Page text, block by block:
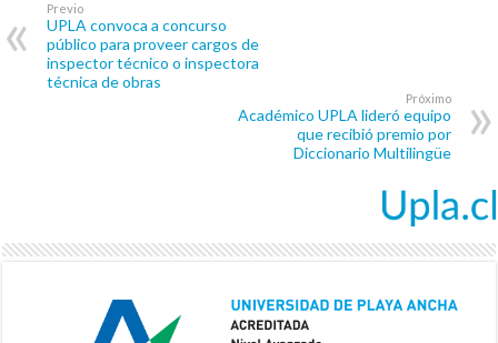
Previo
UPLA convoca a concurso
público para proveer cargos de
inspector técnico o inspectora
técnica de obras
Próximo
Académico UPLA lideró equipo
que recibió premio por
Diccionario Multilingüe